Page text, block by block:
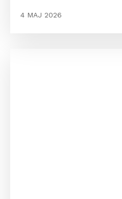
4 MAJ 2026